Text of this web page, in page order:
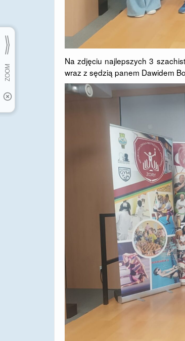
Na zdjęciu najlepszych 3
wraz z sędzią panem Dawidem